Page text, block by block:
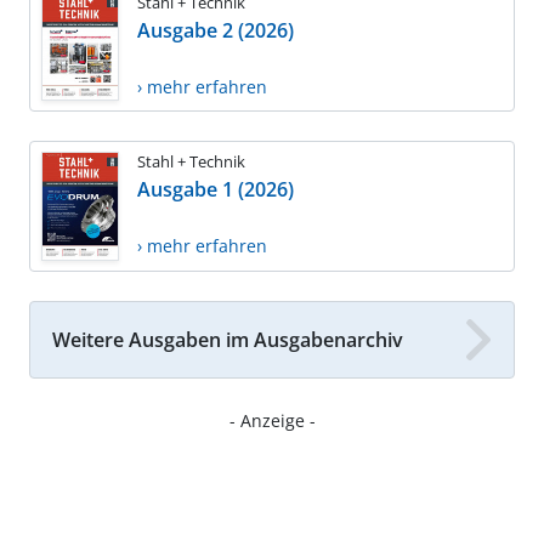
Ausgabe 2 (2026)
› mehr erfahren
Stahl + Technik
Ausgabe 1 (2026)
› mehr erfahren
Weitere Ausgaben im Ausgabenarchiv
- Anzeige -